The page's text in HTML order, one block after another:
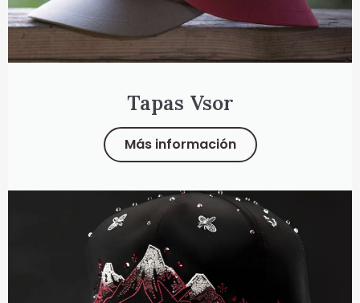
Tapas Vsor
Más información